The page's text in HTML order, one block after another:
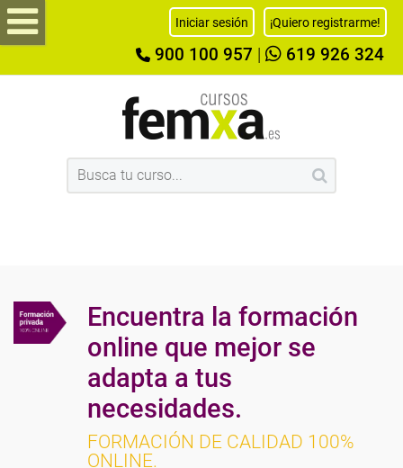
Iniciar sesión ¡Quiero registrarme!
900 100 957 619 926 324
Encuentra la formación
online que mejor se
adapta a tus
necesidades.
FORMACIÓN DE CALIDAD 100%
ONLINE.